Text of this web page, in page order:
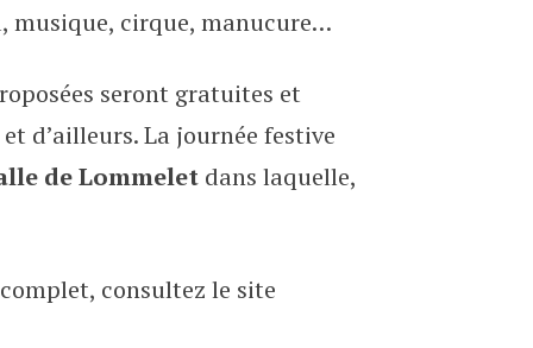
musique, cirque, manucure…
seront gratuites et
d’ailleurs. La journée festive
de Lommelet dans laquelle,
consultez le site